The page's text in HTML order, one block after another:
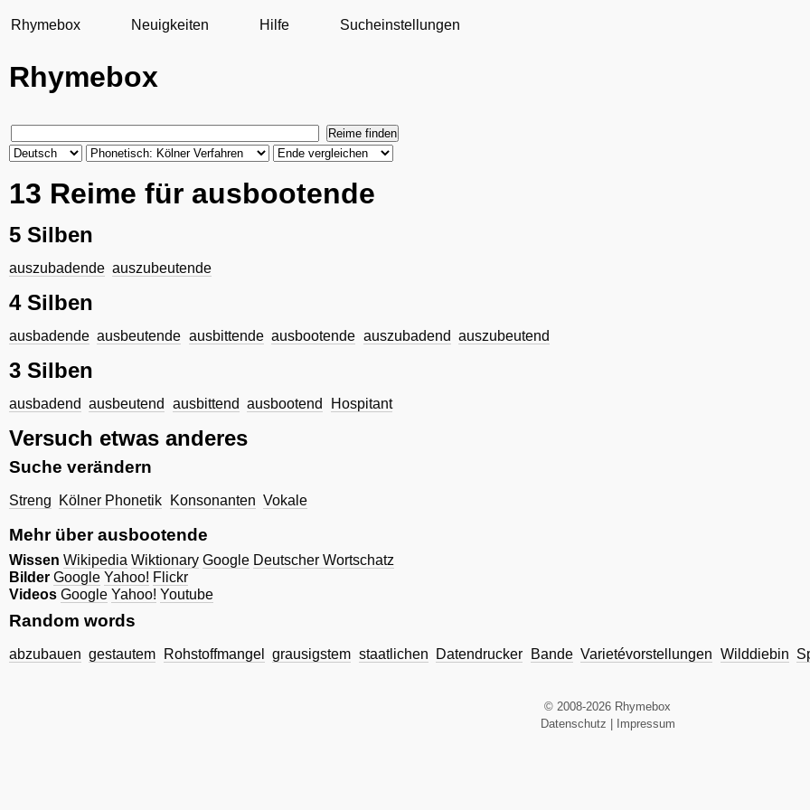
Rhymebox Neuigkeiten Hilfe Sucheinstellungen
Rhymebox
13 Reime für ausbootende
5 Silben
auszubadende auszubeutende
4 Silben
ausbadende ausbeutende ausbittende ausbootende auszubadend auszubeutend
3 Silben
ausbadend ausbeutend ausbittend ausbootend Hospitant
Versuch etwas anderes
Suche verändern
Streng Kölner Phonetik Konsonanten Vokale
Mehr über ausbootende
Wissen Wikipedia Wiktionary Google Deutscher Wortschatz
Bilder Google Yahoo! Flickr
Videos Google Yahoo! Youtube
Random words
abzubauen gestautem Rohstoffmangel grausigstem staatlichen Datendrucker Bande Varietévorstellungen Wilddiebin
© 2008-2026 Rhymebox
Datenschutz
Impressum